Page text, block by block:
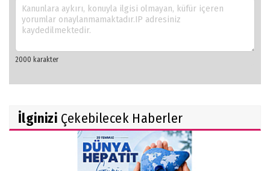
İlginizi Çekebilecek Haberler